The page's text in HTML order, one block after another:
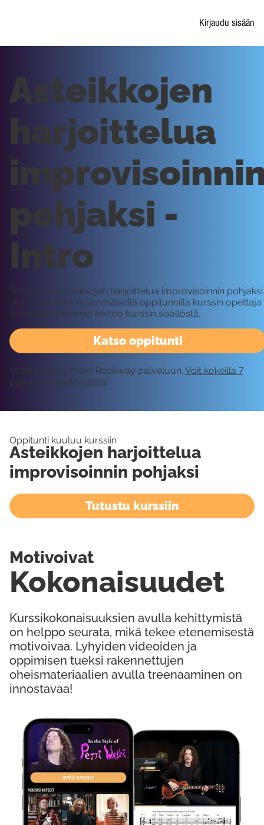
Kirjaudu sisään
Kokeile Ilmaiseksi
Katso oppitunti
Asteikkojen
harjoittelua
pohjaksi -
Intro
Tervetuloa Asteikkojen harjoittelua improvisoinnin pohjaksi
-kurssille. Tällä ensimmäisellä oppitunnilla kurssin opettaja
Johannes Salomaa kertoo kurssin sisällöstä.
Vaatii kirjautumisen Rockway palveluun. Voit kokeilla 7
päivää ilmaiseksi tästä!
Oppitunti kuuluu kurssiin
Asteikkojen harjoittelua
improvisoinnin pohjaksi
Tutustu kurssiin
Kurssikokonaisuuksien avulla kehittymistä
on helppo seurata, mikä tekee etenemisestä
motivoivaa. Lyhyiden videoiden ja
oppimisen tueksi rakennettujen
oheismateriaalien avulla treenaaminen on
innostavaa!
Kokonaisuudet
Motivoivat